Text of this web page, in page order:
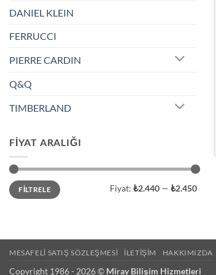
DANIEL KLEIN
FERRUCCI
PIERRE CARDIN
Q&Q
TIMBERLAND
FIYAT ARALIĞI
En
düşük
fiyat
En
yüksek
fiyat
FILTRELE Fiyat: ₺2.440 — ₺2.450
MESAFELI SATIŞ SÖZLEŞMESI İLETIŞIM HAKKIMIZDA
Copyright 1986 - 2026 © Miray Bilişim Hizmetleri